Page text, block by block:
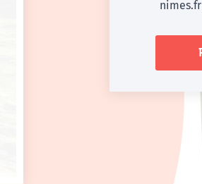
nimes.fr